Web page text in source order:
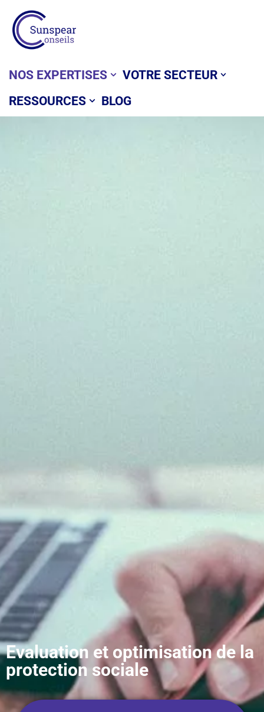
Aller
au
NOS EXPERTISES
VOTRE SECTEUR
RESSOURCES
BLOG
Evaluation et optimisation de la
protection sociale